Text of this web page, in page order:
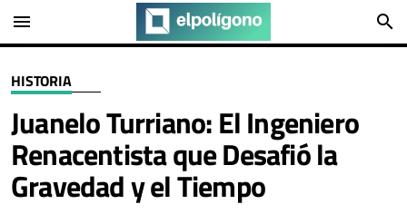
menu search
HISTORIA
Juanelo Turriano: El Ingeniero
Renacentista que Desafió la
Gravedad y el Tiempo